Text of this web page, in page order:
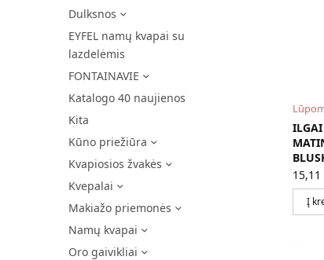
Dulksnos
EYFEL namų kvapai su
lazdelėmis
FONTAINAVIE
Katalogo 40 naujienos
Kita
Kūno priežiūra
Kvapiosios žvakės
Kvepalai
Makiažo priemonės
Namų kvapai
Oro gaivikliai
ILGAI
15,11
Į